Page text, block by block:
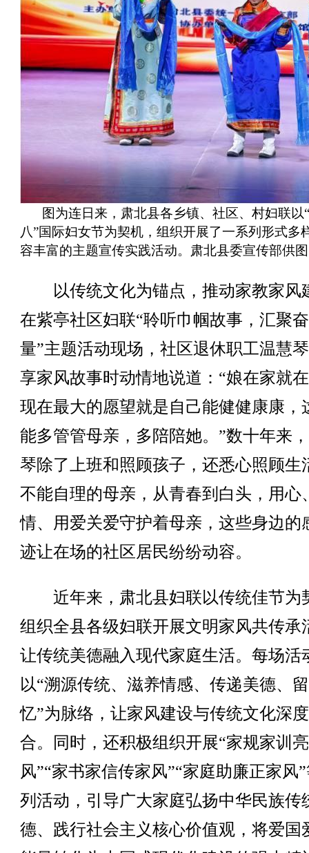
图为连日来，肃北县各乡镇、社区、村妇联以
八”国际妇女节为契机，组织开展了一系列形式多
容丰富的主题宣传实践活动。肃北县委宣传部供图
以传统文化为锚点，推动家教家风
在紫亭社区妇联“聆听巾帼故事，汇聚
量”主题活动现场，社区退休职工温慧
享家风故事时动情地说道：“娘在家就
现在最大的愿望就是自己能健健康康，
能多管管母亲，多陪陪她。”数十年来
琴除了上班和照顾孩子，还悉心照顾生
不能自理的母亲，从青春到白头，用心
情、用爱关爱守护着母亲，这些身边的
迹让在场的社区居民纷纷动容。
近年来，肃北县妇联以传统佳节为
组织全县各级妇联开展文明家风共传承
让传统美德融入现代家庭生活。每场活
以“溯源传统、滋养情感、传递美德、
忆”为脉络，让家风建设与传统文化深
合。同时，还积极组织开展“家规家训
风”“家书家信传家风”“家庭助廉正家风
列活动，引导广大家庭弘扬中华民族传
德、践行社会主义核心价值观，将爱国